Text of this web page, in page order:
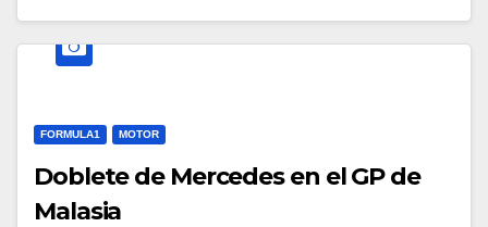
FORMULA1 MOTOR
Doblete de Mercedes en el GP de
Malasia